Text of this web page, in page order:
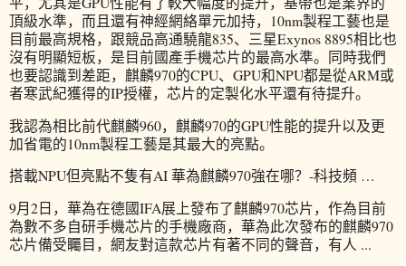
頂級水準，而且還有神經網絡單元加持，10nm製程工藝也是
目前最高規格，跟競品高通驍龍835、三星Exynos 8895相比也
沒有明顯短板，是目前國產手機芯片的最高水準。同時我們
也要認識到差距，麒麟970的CPU、GPU和NPU都是從ARM或
者寒武紀獲得的IP授權，芯片的定製化水平還有待提升。
我認為相比前代麒麟960，麒麟970的GPU性能的提升以及更
加省電的10nm製程工藝是其最大的亮點。
搭載NPU但亮點不隻有AI 華為麒麟970強在哪？-科技頻 …
9月2日，華為在德國IFA展上發布了麒麟970芯片，作為目前
為數不多自研手機芯片的手機廠商，華為此次發布的麒麟970
芯片備受矚目，網友對這款芯片有著不同的聲音，有人 ...